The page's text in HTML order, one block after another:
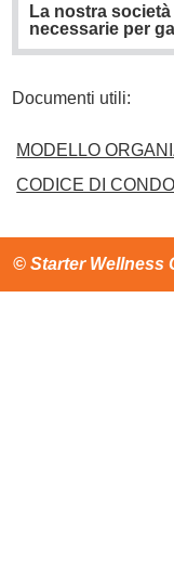
La nostra
necessarie per
Documenti utili:
MODELLO
CODICE DI
© Starter Wellness